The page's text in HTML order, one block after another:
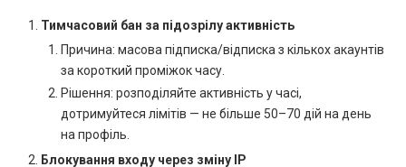
Тимчасовий бан за підозрілу активність
Причина: масова підписка/відписка з кількох акаунтів
за короткий проміжок часу.
Рішення: розподіляйте активність у часі,
дотримуйтеся лімітів — не більше 50–70 дій на день
на профіль.
Блокування входу через зміну IP